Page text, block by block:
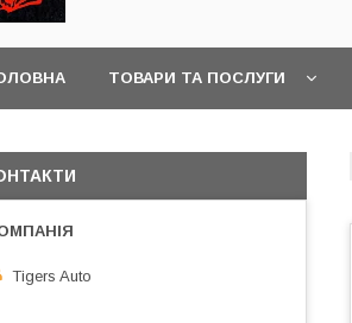
ТОВАРИ ТА ПОСЛУГИ
Tigers Auto